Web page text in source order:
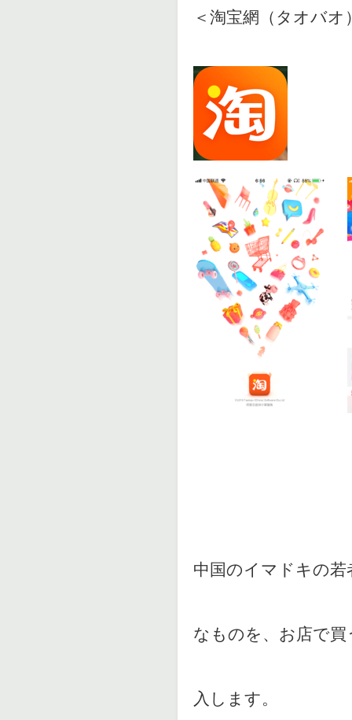
＜淘宝網（タオバ
中国のイマドキの
なものを、お店で
入します。